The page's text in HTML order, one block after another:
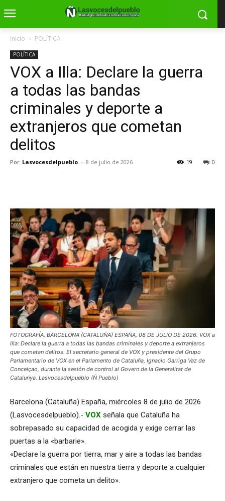
Inicio POLÍTICA
POLÍTICA
VOX a Illa: Declare la guerra
a todas las bandas
criminales y deporte a
extranjeros que cometan
delitos
Por Lasvocesdelpueblo - 8 de julio de 2026 0
19
FOTOGRAFÍA. BARCELONA (CATALUÑA) ESPAÑA, 08 DE JULIO DE 2026. VOX a
Illa: Declare la guerra a todas las bandas criminales y deporte a extranjeros
que cometan delitos. El secretario general de VOX y presidente del Grupo
Parlamentario de VOX en el Parlamento de Cataluña, Ignacio Garriga Vaz de
Conceiçao, durante la sesión de control al Govern de la Generalitat de
Catalunya. Lasvocesdelpueblo (Ñ Pueblo)
Barcelona (Cataluña) España, miércoles 8 de julio de 2026
(Lasvocesdelpueblo).- VOX señala que Cataluña ha
sobrepasado su capacidad de acogida y exige cerrar las
puertas a la «barbarie».
«Declare la guerra por tierra, mar y aire a todas las bandas
criminales que están en nuestra tierra y deporte a cualquier
extranjero que cometa un delito».